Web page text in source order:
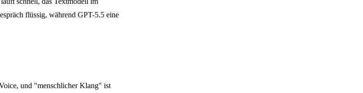
flüssig, während GPT-5.5 eine
und "menschlicher Klang" ist